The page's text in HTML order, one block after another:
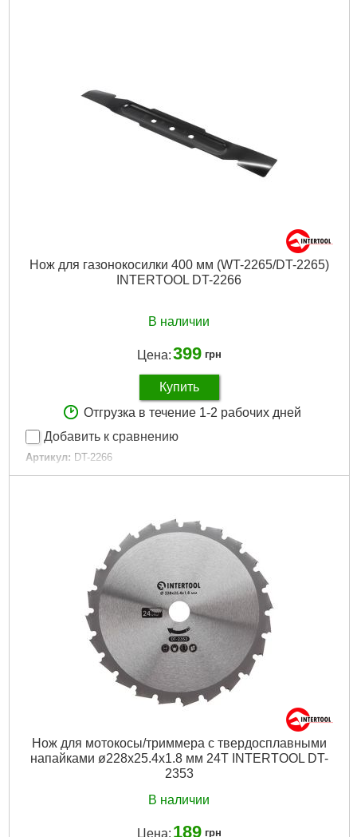
Нож для газонокосилки 400 мм (WT-2265/DT-2265)
INTERTOOL DT-2266
В наличии
Цена:399 грн
Купить
Отгрузка в течение 1-2 рабочих дней
Добавить к сравнению
Артикул: DT-2266
Код товара: 25.15.58
Нож для мотокосы/триммера с твердосплавными
напайками ø228x25.4x1.8 мм 24T INTERTOOL DT-
2353
В наличии
Цена: 189 грн